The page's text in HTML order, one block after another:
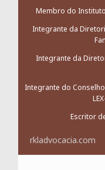
Membro do
Integrante da
Integrante da
Integrante do Conselho
Escritor
rkladvocacia.com